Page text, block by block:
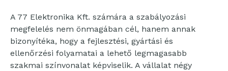
A 77 Elektronika Kft. számára a szabályozási
megfelelés nem önmagában cél, hanem annak
bizonyítéka, hogy a fejlesztési, gyártási és
ellenőrzési folyamatai a lehető legmagasabb
szakmai színvonalat képviselik. A vállalat négy